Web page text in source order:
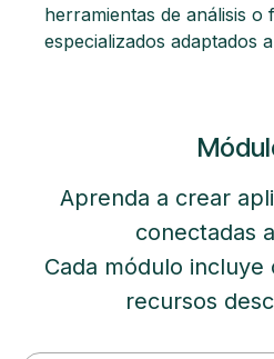
herramientas de análisis o
especializados adaptados
Aprenda a crear
conectadas
Cada módulo
recursos